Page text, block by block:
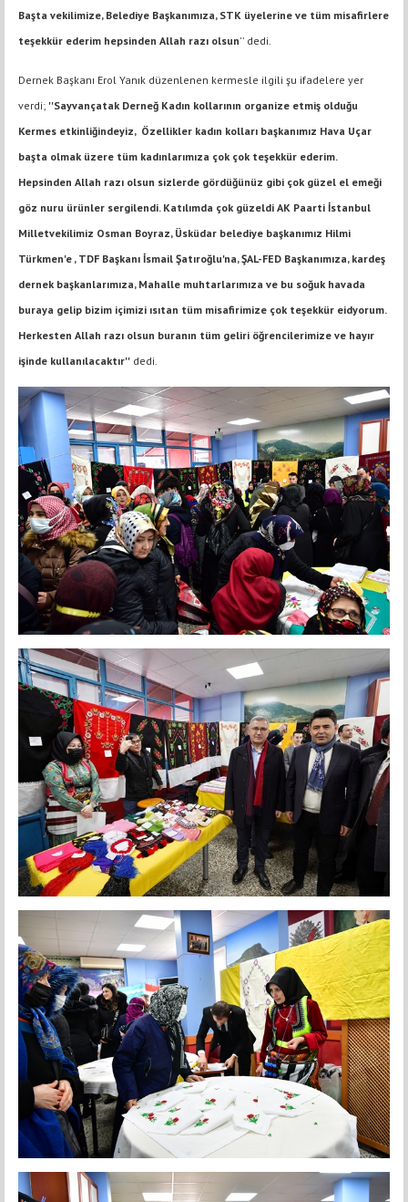
Başta vekilimize, Belediye Başkanımıza, STK üyelerine ve tüm misafirlere
teşekkür ederim hepsinden Allah razı olsun'' dedi.
Dernek Başkanı Erol Yanık düzenlenen kermesle ilgili şu ifadelere yer
verdi; ''Sayvançatak Derneğ Kadın kollarının organize etmiş olduğu
Kermes etkinliğindeyiz, Özellikler kadın kolları başkanımız Hava Uçar
başta olmak üzere tüm kadınlarımıza çok çok teşekkür ederim.
Hepsinden Allah razı olsun sizlerde gördüğünüz gibi çok güzel el emeği
göz nuru ürünler sergilendi. Katılımda çok güzeldi AK Paarti İstanbul
Milletvekilimiz Osman Boyraz, Üsküdar belediye başkanımız Hilmi
Türkmen'e , TDF Başkanı İsmail Şatıroğlu'na, ŞAL-FED Başkanımıza, kardeş
dernek başkanlarımıza, Mahalle muhtarlarımıza ve bu soğuk havada
buraya gelip bizim içimizi ısıtan tüm misafirimize çok teşekkür eidyorum.
Herkesten Allah razı olsun buranın tüm geliri öğrencilerimize ve hayır
işinde kullanılacaktır'' dedi.